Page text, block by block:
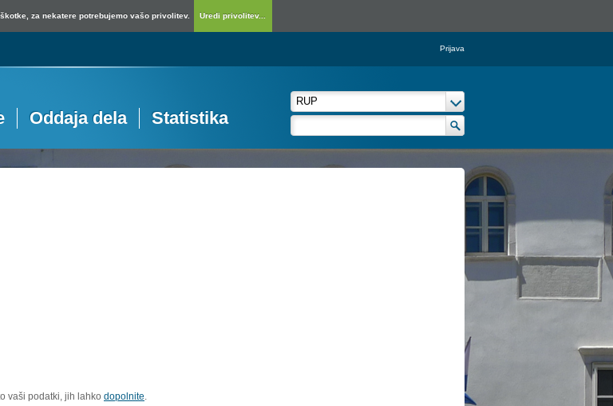
za nekatere potrebujemo vašo privolitev. Uredi privolitev...
Prijava
Oddaja dela Statistika
vaši podatki, jih lahko dopolnite.